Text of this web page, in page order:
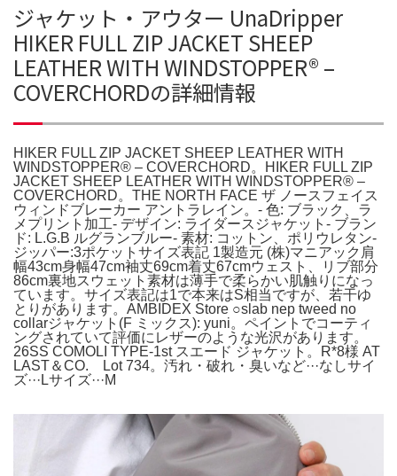
ジャケット・アウター UnaDripper
HIKER FULL ZIP JACKET SHEEP
LEATHER WITH WINDSTOPPER® –
COVERCHORDの詳細情報
HIKER FULL ZIP JACKET SHEEP LEATHER WITH
WINDSTOPPER® – COVERCHORD。HIKER FULL ZIP
JACKET SHEEP LEATHER WITH WINDSTOPPER® –
COVERCHORD。THE NORTH FACE ザ ノースフェイス
ウィンドブレーカー アントラレイン。- 色: ブラック、ラ
メプリント加工- デザイン: ライダースジャケット- ブラン
ド: L.G.B ルグランブルー- 素材: コットン、ポリウレタン-
ジッパー:3ポケットサイズ表記 1製造元 (株)マニアック肩
幅43cm身幅47cm袖丈69cm着丈67cmウェスト、リブ部分
86cm裏地スウェット素材は薄手で柔らかい肌触りになっ
ています。サイズ表記は1で本来はS相当ですが、若干ゆ
とりがあります。AMBIDEX Store ○slab nep tweed no
collarジャケット(F ミックス): yuni。ペイントでコーティ
ングされていて評価にレザーのような光沢があります。
26SS COMOLI TYPE-1st スエード ジャケット。R*8様 AT
LAST＆CO. Lot 734。汚れ・破れ・臭いなど···なしサイ
ズ···Lサイズ···M